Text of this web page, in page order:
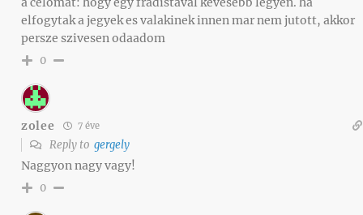
elfogytak a jegyek es valakinek innen mar nem jutott, akkor
persze szivesen odaadom
0
zolee 7 éve
Reply to gergely
Naggyon nagy vagy!
0